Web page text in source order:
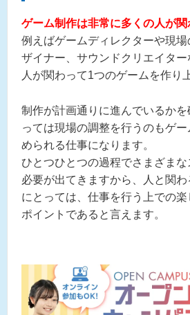
ゲーム制作は非常に多くの人が関
例えばゲームディレクターや現
ザイナー、サウンドクリエイタ
人が関わって1つのゲームを作り
制作が計画通りに進んでいるかを
っては現場の調整を行うのもゲ
められる仕事になります。
ひとつひとつの過程でさまざま
必要が出てきますから、人と関わ
にとっては、仕事を行う上での
ポイントであると言えます。